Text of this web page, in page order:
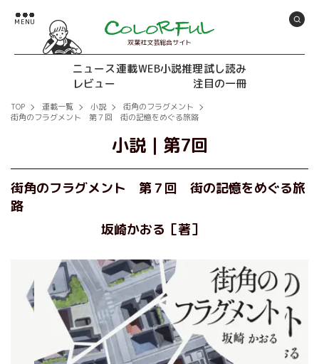
双葉社文芸総合サイト
ニュース連載WEB小説推理試し読み
レビュー
注目の一冊
TOP 連載一覧 小説
街角のフラグメント
街角のフラグメント 第７回 街の記憶をめぐる旅路
小説｜ 第7回
街角のフラグメント 第７回 街の記憶をめぐる旅
路
坂崎かおる［著］